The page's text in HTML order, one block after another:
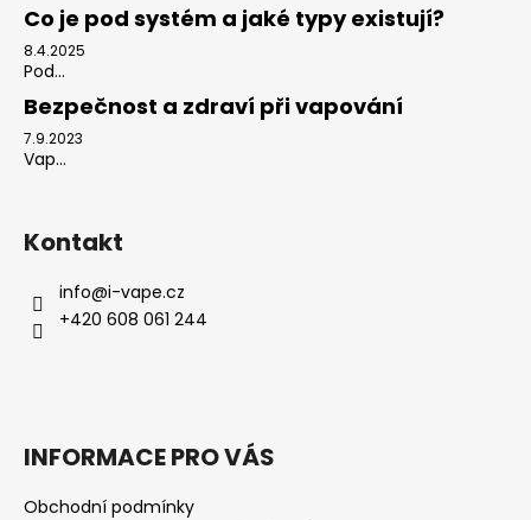
Co je pod systém a jaké typy existují?
8.4.2025
Pod...
Bezpečnost a zdraví při vapování
7.9.2023
Vap...
Kontakt
info@i-vape.cz
+420 608 061 244
INFORMACE PRO VÁS
Obchodní podmínky